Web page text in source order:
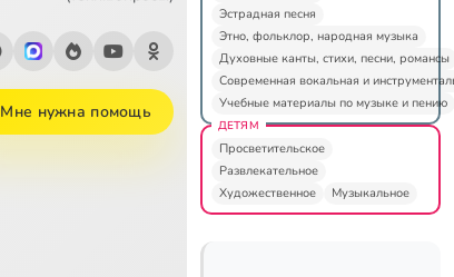
Мне нужна помощь
Эстрадная песня
Этно, фольклор, народная музыка
Духовные канты, стихи, песни, романсы
Современная вокальная и
Учебные материалы по музыке и пению
ДЕТЯМ
Просветительское
Развлекательное
Художественное
Музыкальное